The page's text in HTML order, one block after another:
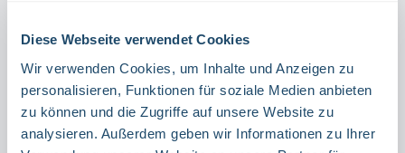
Diese Webseite verwendet Cookies
Wir verwenden Cookies, um Inhalte und Anzeigen zu
personalisieren, Funktionen für soziale Medien anbieten
zu können und die Zugriffe auf unsere Website zu
analysieren. Außerdem geben wir Informationen zu Ihrer
ALUMINIUM
FOLIE
Produkt Anzahl: Gib den gewünschten Wert ein oder benutze die Schaltflächen um die Anzahl
Stück